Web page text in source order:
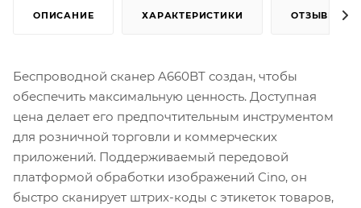
ОПИСАНИЕ ХАРАКТЕРИСТИКИ ОТЗЫВЫ
Беспроводной сканер A660BT создан, чтобы
обеспечить максимальную ценность. Доступная
цена делает его предпочтительным инструментом
для розничной торговли и коммерческих
приложений. Поддерживаемый передовой
платформой обработки изображений Cino, он
быстро сканирует штрих-коды с этикеток товаров,